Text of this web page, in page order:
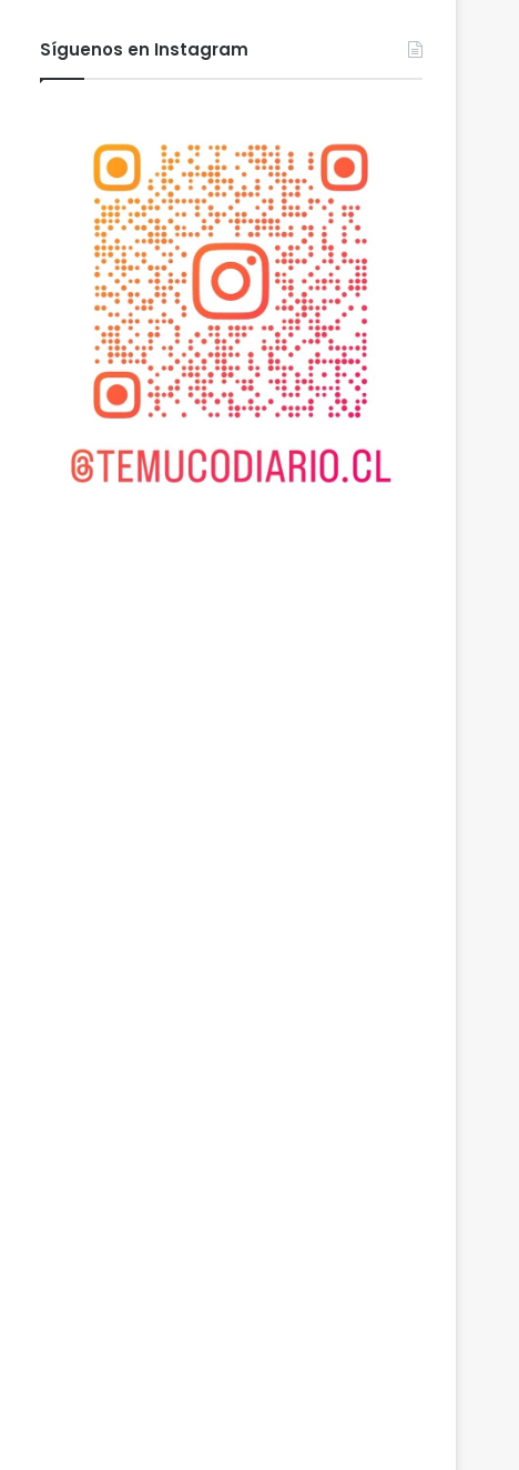
Síguenos en Instagram